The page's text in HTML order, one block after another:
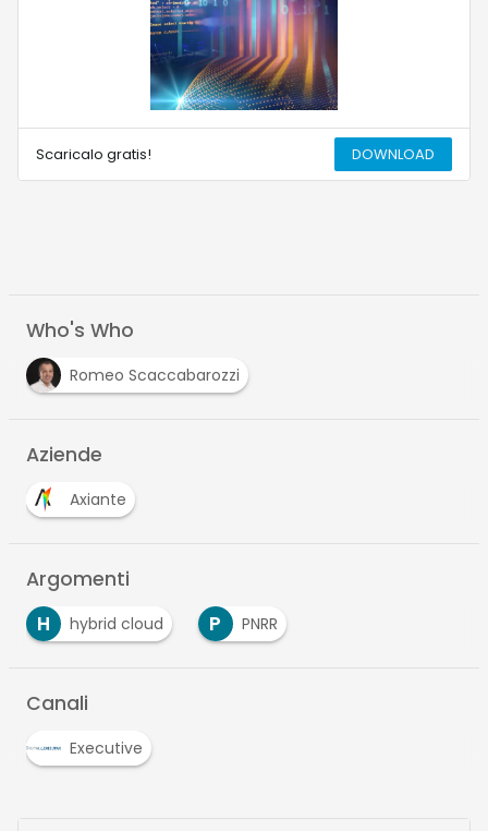
Scaricalo gratis! DOWNLOAD
Who's Who
Romeo Scaccabarozzi
Aziende
Axiante
Argomenti
H
hybrid cloud P PNRR
Canali
Executive